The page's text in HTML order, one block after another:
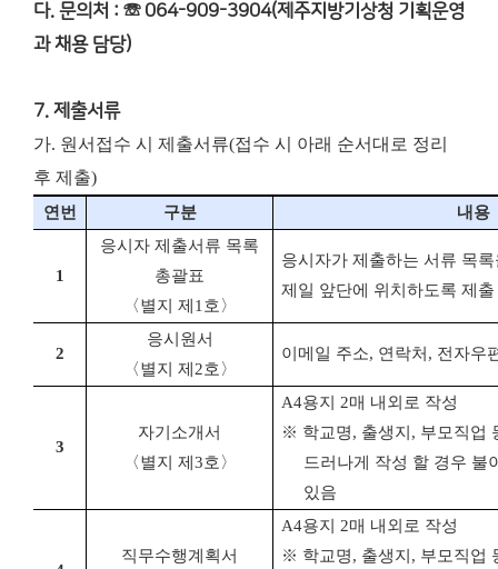
다. 문의처 : ☏ 064-909-3904(제주지방기상청 기획운영
과 채용 담당)
7. 제출서류
가. 원서접수 시 제출서류(접수 시 아래 순서대로 정리
후 제출)
연번 구분 내용
1
응시자 제출서류 목록
총괄표
〈별지 제 1 호〉
응시자가 제출하는 서류 목
제일 앞단에 위치하도록 제출
2
응시원서
〈별지 제 2호〉
이메일 주소, 연락처 , 전자우
3
자기소개서
〈별지 제 3호〉
A4용지 2매 내외로 작성
※ 학교명, 출생지 , 부모직업
드러나게 작성 할 경우 불
있음
직무수행계획서
A4용지 2매 내외로 작성
※ 학교명, 출생지 , 부모직업